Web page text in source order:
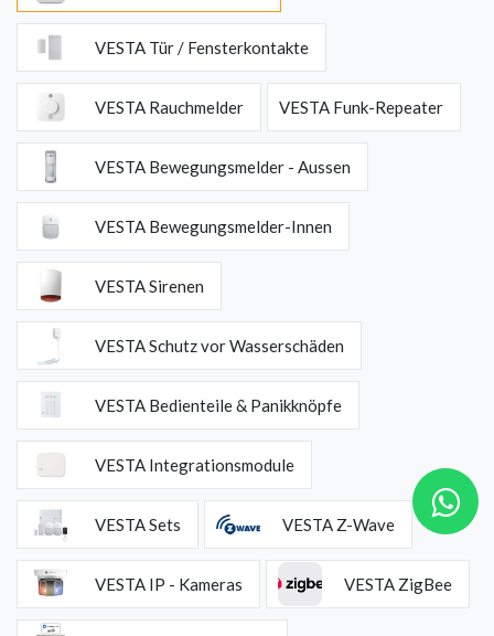
VESTA Tür / Fensterkontakte
VESTA Rauchmelder VESTA Funk-Repeater
VESTA Bewegungsmelder - Aussen
VESTA Bewegungsmelder-Innen
VESTA Sirenen
VESTA Schutz vor Wasserschäden
VESTA Bedienteile & Panikknöpfe
VESTA Integrationsmodule
VESTA Sets VESTA Z-Wave
VESTA IP - Kameras VESTA ZigBee